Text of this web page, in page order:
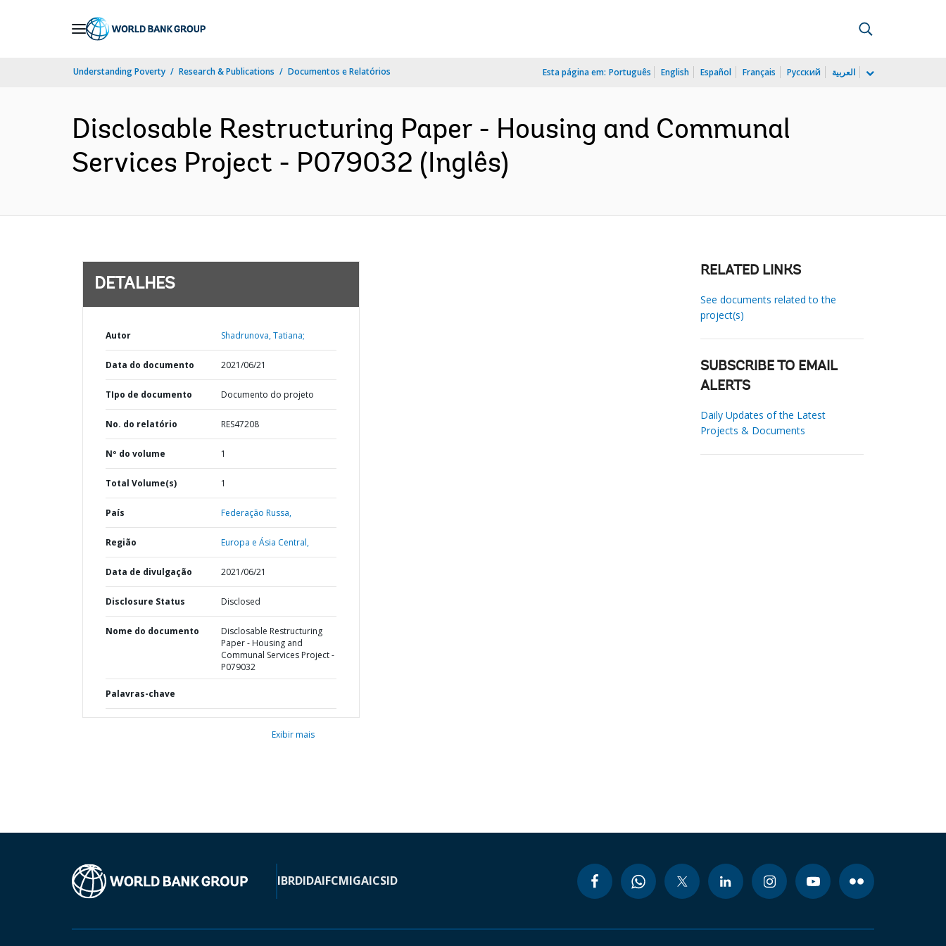
Understanding Poverty Research & Publications Documentos e Relatórios Esta página em: Português English Español Français Русский العربية
Disclosable Restructuring Paper - Housing and Communal
Services Project - P079032 (Inglês)
DETALHES
Autor Shadrunova, Tatiana;
Data do documento 2021/06/21
TIpo de documento Documento do projeto
No. do relatório RES47208
Nº do volume 1
Total Volume(s) 1
País Federação Russa,
Região Europa e Ásia Central,
Data de divulgação 2021/06/21
Disclosure Status Disclosed
Nome do documento
Disclosable Restructuring
Paper - Housing and
Communal Services Project -
P079032
Palavras-chave
Exibir mais
RELATED LINKS
See documents related to the
project(s)
SUBSCRIBE TO EMAIL
ALERTS
Daily Updates of the Latest
Projects & Documents
IBRDIDAIFCMIGAICSID